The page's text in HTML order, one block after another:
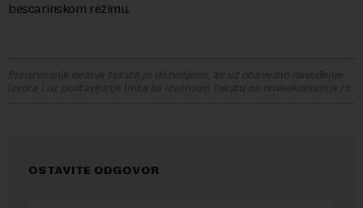
bescarinskom režimu.
Preuzimanje delova teksta je dozvoljeno, ali uz obavezno navođenje
izvora i uz postavljanje linka ka izvornom tekstu na novaekonomija.rs
OSTAVITE ODGOVOR